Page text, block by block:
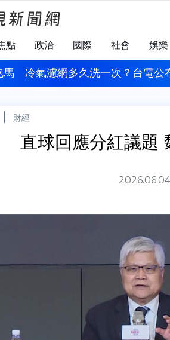
點 政治 國際 社會 娛樂
馬怪食量冷氣濾網多久洗一次？台電
財經
直球回應分紅議題
2026.06.04